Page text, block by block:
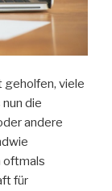
geholfen, viele
die
andere
oftmals
für